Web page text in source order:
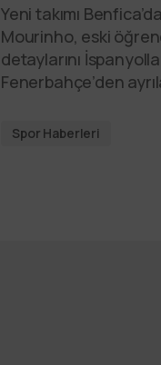
Yeni takımı
Mourinho, eski
detaylarını
Fenerbahçe’den
Spor Haberleri